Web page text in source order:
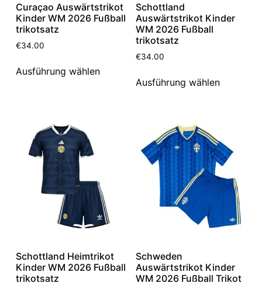
Curaçao Auswärtstrikot
Kinder WM 2026 Fußball
trikotsatz
€34.00
Ausführung wählen
Schottland
Auswärtstrikot Kinder
WM 2026 Fußball
trikotsatz
€34.00
Ausführung wählen
Schottland Heimtrikot
Kinder WM 2026 Fußball
trikotsatz
Schweden
Auswärtstrikot Kinder
WM 2026 Fußball Trikot